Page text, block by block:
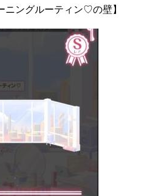
ニングルーティン♡の壁】